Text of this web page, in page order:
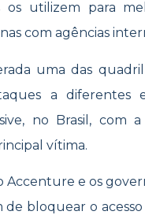
os utilizem para
com agências
uma das
a diferentes
no Brasil, com
vítima.
Accenture e os
bloquear o acesso